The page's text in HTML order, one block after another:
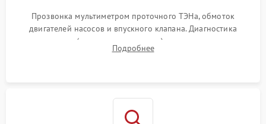
Прозвонка мультиметром проточного ТЭНа, обмоток
двигателей насосов и впускного клапана. Диагностика
прессостата (датчика уровня воды), датчика мутности,
концевика дверцы и электронного модуля управления.
Подробнее